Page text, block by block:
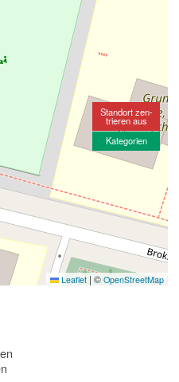
Leaflet | © OpenStreetMap
Standort zen-
trieren aus
Kategorien